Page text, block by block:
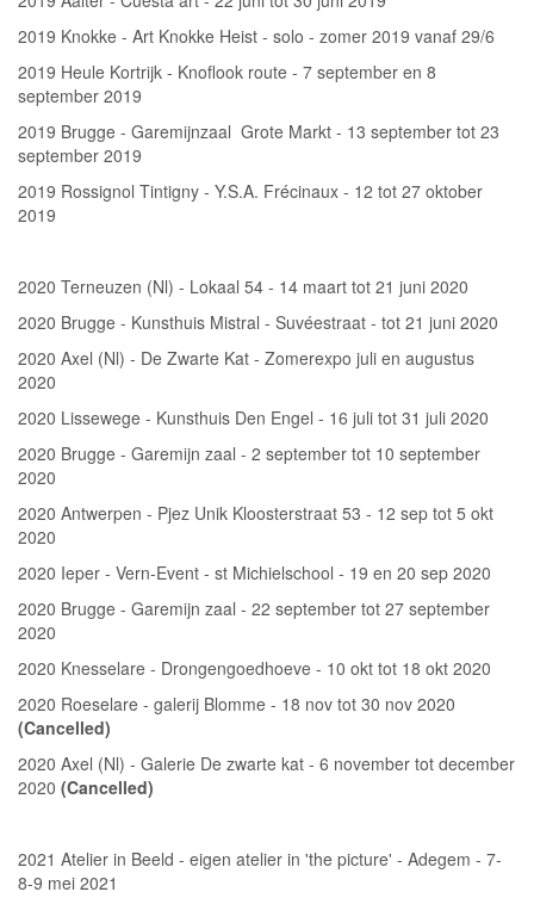
2019 Knokke - Art Knokke Heist - solo - zomer 2019 vanaf 29/6
2019 Heule Kortrijk - Knoflook route - 7 september en 8
september 2019
2019 Brugge - Garemijnzaal Grote Markt - 13 september tot 23
september 2019
2019 Rossignol Tintigny - Y.S.A. Frécinaux - 12 tot 27 oktober
2019
2020 Terneuzen (Nl) - Lokaal 54 - 14 maart tot 21 juni 2020
2020 Brugge - Kunsthuis Mistral - Suvéestraat - tot 21 juni 2020
2020 Axel (Nl) - De Zwarte Kat - Zomerexpo juli en augustus
2020
2020 Lissewege - Kunsthuis Den Engel - 16 juli tot 31 juli 2020
2020 Brugge - Garemijn zaal - 2 september tot 10 september
2020
2020 Antwerpen - Pjez Unik Kloosterstraat 53 - 12 sep tot 5 okt
2020
2020 Ieper - Vern-Event - st Michielschool - 19 en 20 sep 2020
2020 Brugge - Garemijn zaal - 22 september tot 27 september
2020
2020 Knesselare - Drongengoedhoeve - 10 okt tot 18 okt 2020
2020 Roeselare - galerij Blomme - 18 nov tot 30 nov 2020
(Cancelled)
2020 Axel (Nl) - Galerie De zwarte kat - 6 november tot december
2020 (Cancelled)
2021 Atelier in Beeld - eigen atelier in 'the picture' - Adegem - 7-
8-9 mei 2021